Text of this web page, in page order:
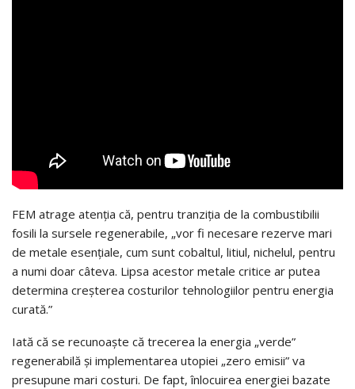
FEM atrage atenția că, pentru tranziția de la combustibilii
fosili la sursele regenerabile, „vor fi necesare rezerve mari
de metale esențiale, cum sunt cobaltul, litiul, nichelul, pentru
a numi doar câteva. Lipsa acestor metale critice ar putea
determina creșterea costurilor tehnologiilor pentru energia
curată.”
Iată că se recunoaște că trecerea la energia „verde”
regenerabilă și implementarea utopiei „zero emisii” va
presupune mari costuri. De fapt, înlocuirea energiei bazate